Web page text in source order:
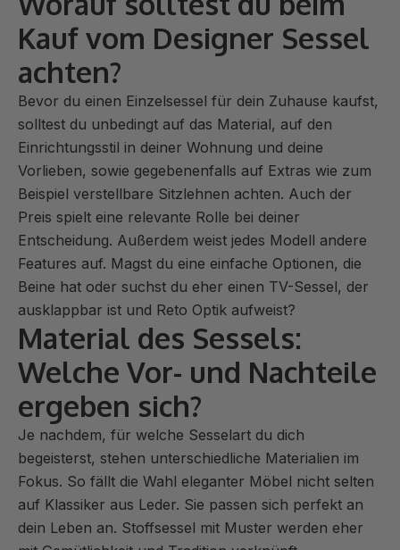
Kauf vom Designer Sessel
achten?
Bevor du einen Einzelsessel für dein Zuhause kaufst,
solltest du unbedingt auf das Material, auf den
Einrichtungsstil in deiner Wohnung und deine
Vorlieben, sowie gegebenenfalls auf Extras wie zum
Beispiel verstellbare Sitzlehnen achten. Auch der
Preis spielt eine relevante Rolle bei deiner
Entscheidung. Außerdem weist jedes Modell andere
Features auf. Magst du eine einfache Optionen, die
Beine hat oder suchst du eher einen TV-Sessel, der
ausklappbar ist und Reto Optik aufweist?
Material des Sessels:
Welche Vor- und Nachteile
ergeben sich?
Je nachdem, für welche Sesselart du dich
begeisterst, stehen unterschiedliche Materialien im
Fokus. So fällt die Wahl eleganter Möbel nicht selten
auf Klassiker aus Leder. Sie passen sich perfekt an
dein Leben an. Stoffsessel mit Muster werden eher